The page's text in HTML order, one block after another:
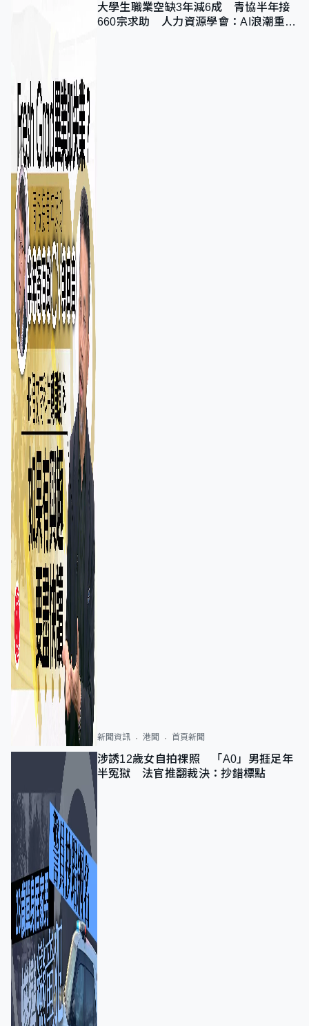
大學生職業空缺3年減6成 青協半年接
660宗求助 人力資源學會：AI浪潮重整
新聞資訊 港聞 首頁新聞
涉誘12歲女自拍祼照 「A0」男捱足年
半冤獄 法官推翻裁決：抄錯標點